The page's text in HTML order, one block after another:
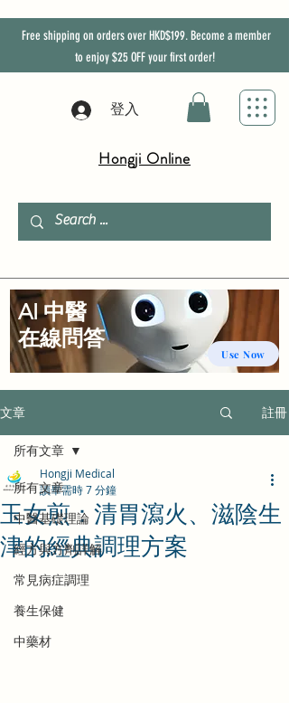
Free shipping on orders over HKD$199. Become a member
to enjoy$25 OFFyour first order!
登入
Hongji Online
文章 註冊
所有文章
中醫基礎理論
經方與方劑詳解
常見病症調理
養生保健
中藥材
所有文章
玉女煎：清胃瀉火、滋陰生
津的經典調理方案
Hongji Medical
讀畢需時 7 分鐘
Use Now
AI 中醫
​在線問答